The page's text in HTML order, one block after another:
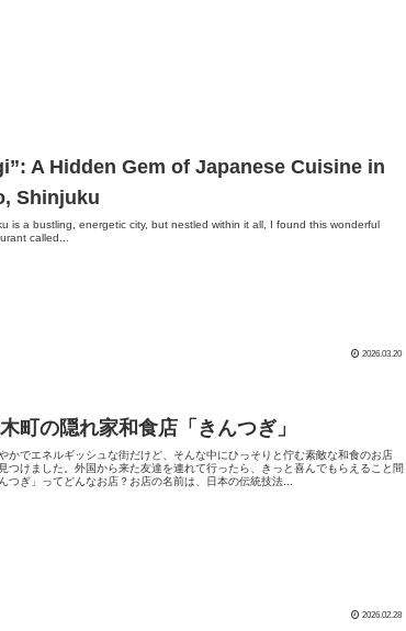
A Hidden Gem of Japanese Cuisine in
Shinjuku
is a bustling, energetic city, but nestled within it all, I found this wonderful
called...
2026.03.20
町の隠れ家和食店「きんつぎ」
かでエネルギッシュな街だけど、そんな中にひっそりと佇む素敵な和食のお店
つけました。外国から来た友達を連れて行ったら、きっと喜んでもらえること間
つぎ」ってどんなお店？お店の名前は、日本の伝統技法...
2026.02.28